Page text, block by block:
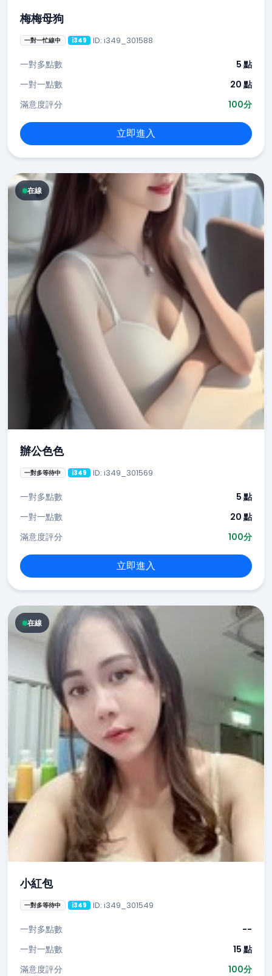
梅梅母狗
一對一忙線中 i349 ID: i349_301588
一對多點數
5 點
一對一點數
20 點
滿意度評分
100分
立即進入
在線
辦公色色
一對多等待中 i349 ID: i349_301569
一對多點數
5 點
一對一點數
20 點
滿意度評分
100分
立即進入
在線
小紅包
一對多等待中 i349 ID: i349_301549
一對多點數
--
一對一點數
15 點
滿意度評分
100分